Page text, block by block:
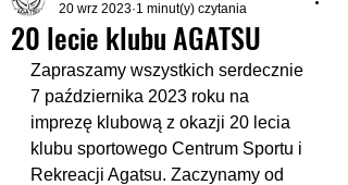
20 lecie klubu AGATSU
20 wrz 2023 1 minut(y) czytania
Zapraszamy wszystkich serdecznie
7 października 2023 roku na
imprezę klubową z okazji 20 lecia
klubu sportowego Centrum Sportu i
Rekreacji Agatsu. Zaczynamy od